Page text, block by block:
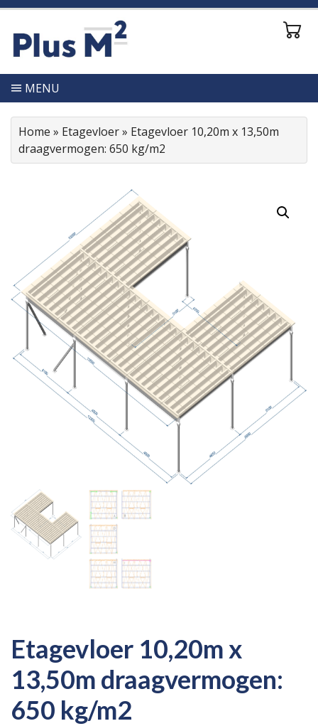
MENU
Home » Etagevloer» Etagevloer 10,20m x 13,50m
draagvermogen: 650 kg/m2
Etagevloer 10,20m x
13,50m draagvermogen:
650 kg/m2